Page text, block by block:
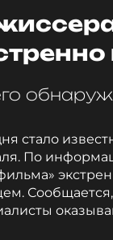
стало
По